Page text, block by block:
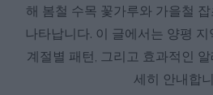
해 봄철 수목 꽃가루와 가을철
나타납니다. 이 글에서는 양평
계절별 패턴, 그리고 효과적인
세히 안내합